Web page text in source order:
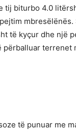
tij biturbo 4.0
mbresëlënës.
të kyçur dhe një
terrenet
të punuar me